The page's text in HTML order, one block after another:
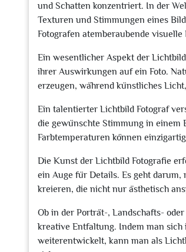
und Schatten konzentriert. In der
Texturen und Stimmungen eines
Fotografen atemberaubende
Ein wesentlicher Aspekt der
ihrer Auswirkungen auf ein Foto.
erzeugen, während künstliches
Ein talentierter Lichtbild Fotograf
die gewünschte Stimmung in
Farbtemperaturen können
Die Kunst der Lichtbild Fotografie
ein Auge für Details. Es geht
kreieren, die nicht nur ästhetisch
Ob in der Porträt-, Landschafts-
kreative Entfaltung. Indem man sich
weiterentwickelt, kann man als